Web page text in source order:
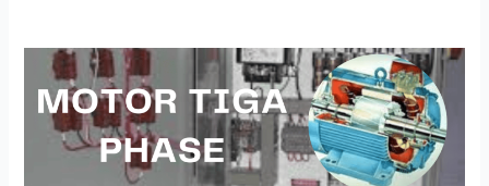
MOTOR
TIGA
PHASE